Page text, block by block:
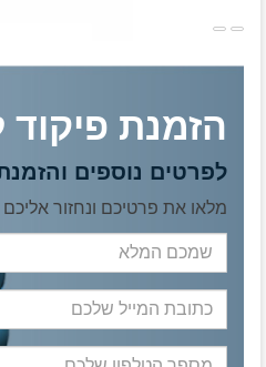
הזמנת
לפרטים נוספים
מלאו את פרטיכם ונחזור
שמכם
המלא
כתובת
המייל
שלכם
מספר